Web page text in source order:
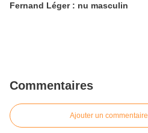
Fernand Léger : nu masculin
Commentaires
Ajouter un commentaire